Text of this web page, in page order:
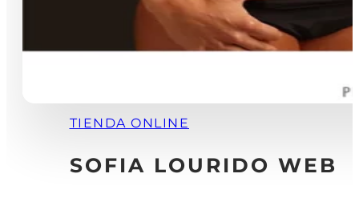
TIENDA ONLINE
SOFIA LOURIDO WEB